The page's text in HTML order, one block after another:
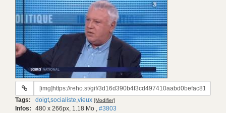
URL
gif:
Tags: doigt,socialiste,vieux [Modifier]
Infos: 480 x 266px, 1.18 Mo , #3803